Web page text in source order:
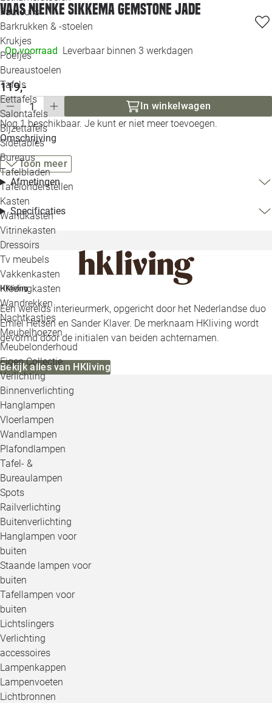
Fauteuils
Barkrukken & -stoelen
Krukjes
Poefjes
Bureaustoelen
Tafels
Eettafels
Salontafels
Bijzettafels
Sidetables
Bureaus
Tafelbladen
Tafelonderstellen
Kasten
Wandkasten
Vitrinekasten
Dressoirs
Tv meubels
Vakkenkasten
Kledingkasten
Wandrekken
Nachtkastjes
Meubelhoezen
Meubelonderhoud
Eigen Collectie
Verlichting
Binnenverlichting
Hanglampen
Vloerlampen
Wandlampen
Plafondlampen
Tafel- &
Bureaulampen
Spots
Railverlichting
Buitenverlichting
Hanglampen voor
buiten
Staande lampen voor
buiten
Tafellampen voor
buiten
Lichtslingers
Verlichting
accessoires
Lampenkappen
Lampenvoeten
Lichtbronnen
Alle
Vaas Nienke Sikkema Gemstone jade
Op voorraad Leverbaar binnen 3 werkdagen
119,-
In winkelwagen
Nog 1 beschikbaar. Je kunt er niet meer toevoegen.
Omschrijving
Toon meer
Afmetingen
Specificaties
HKliving
Een werelds interieurmerk, opgericht door het Nederlandse duo
Emiel Hetsen en Sander Klaver. De merknaam HKliving wordt
gevormd door de initialen van beiden achternamen.
Bekijk alles van HKliving